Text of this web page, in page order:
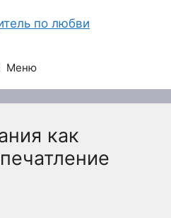
Меню
как